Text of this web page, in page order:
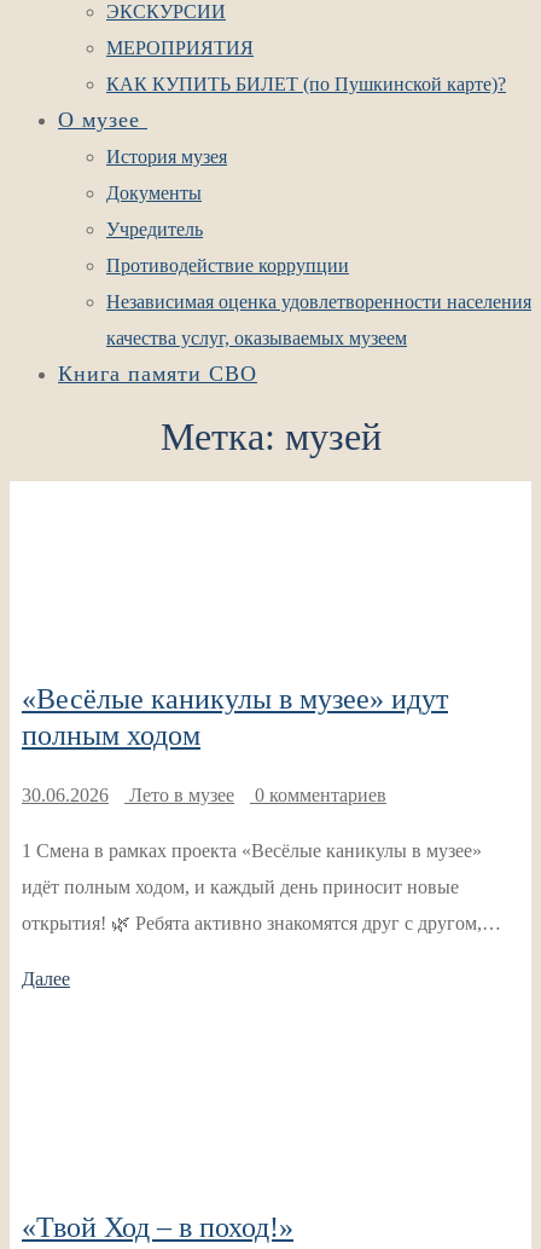
ЭКСКУРСИИ
МЕРОПРИЯТИЯ
КАК КУПИТЬ БИЛЕТ (по Пушкинской карте)?
О музее
История музея
Документы
Учредитель
Противодействие коррупции
Независимая оценка удовлетворенности населения
качества услуг, оказываемых музеем
Книга памяти СВО
Метка: музей
«Весёлые каникулы в музее» идут
полным ходом
30.06.2026 Лето в музее 0 комментариев
1 Смена в рамках проекта «Весёлые каникулы в музее»
идёт полным ходом, и каждый день приносит новые
открытия! 🌿 Ребята активно знакомятся друг с другом,…
Далее
«Твой Ход – в поход!»